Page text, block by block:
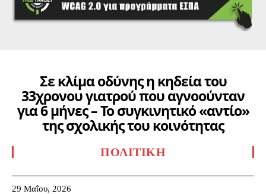
Σε κλίμα οδύνης η κηδεία του
33χρονου γιατρού που αγνοούνταν
για 6 μήνες – Το συγκινητικό «αντίο»
της σχολικής του κοινότητας
ΠΟΛΙΤΙΚΉ
29 Μαΐου, 2026